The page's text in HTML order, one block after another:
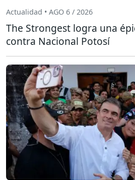
Actualidad • AGO 6 / 2026
The Strongest logra una
contra Nacional Potosí